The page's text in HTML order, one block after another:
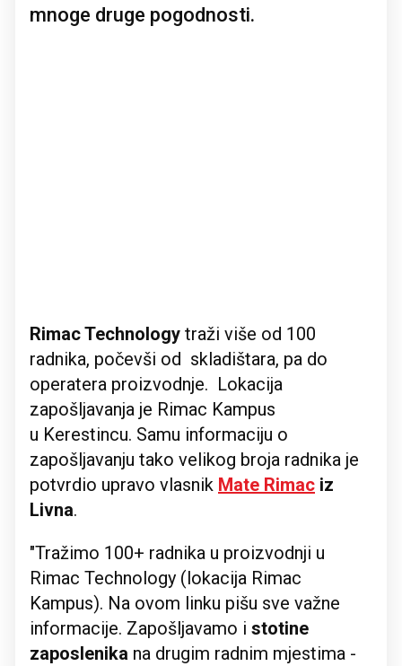
mnoge druge pogodnosti.
Rimac Technology traži više od 100
radnika, počevši od skladištara, pa do
operatera proizvodnje. Lokacija
zapošljavanja je Rimac Kampus
u Kerestincu. Samu informaciju o
zapošljavanju tako velikog broja radnika je
potvrdio upravo vlasnik Mate Rimac iz
Livna.
"Tražimo 100+ radnika u proizvodnji u
Rimac Technology (lokacija Rimac
Kampus). Na ovom linku pišu sve važne
informacije. Zapošljavamo i stotine
zaposlenika na drugim radnim mjestima -